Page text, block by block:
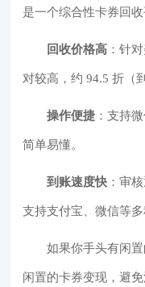
是一个综合性卡券回收
回收价格高 ：针
对较高，约 94.5 折（
操作便捷 ：支持
简单易懂。
到账速度快 ：审
支持支付宝、微信等多
如果你手头有闲
闲置的卡券变现，避免